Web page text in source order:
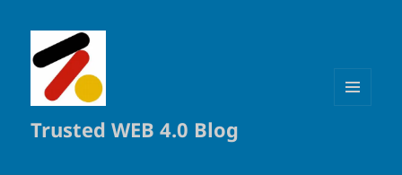
Trusted WEB 4.0 Blog